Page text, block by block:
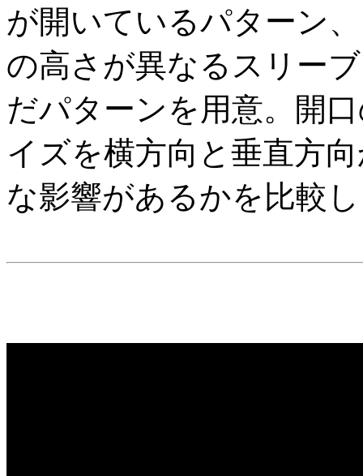
が開いているパターン
の高さが異なるスリー
だパターンを用意。開
イズを横方向と垂直方
な影響があるかを比較